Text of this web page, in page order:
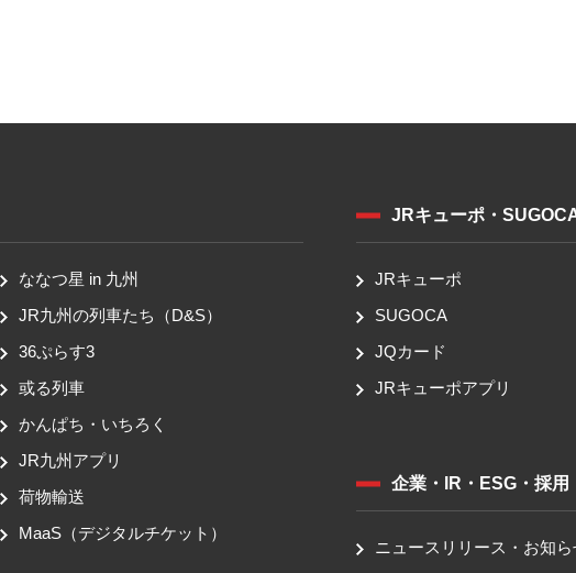
ななつ星 in 九州
JR九州の列車たち（D&S）
36ぷらす3
或る列車
かんぱち・いちろく
JR九州アプリ
荷物輸送
MaaS（デジタルチケット）
JRキューポ・
JRキューポ
SUGOCA
JQカード
JRキューポアプリ
企業・IR・ESG・採用
ニュースリリース・お知ら